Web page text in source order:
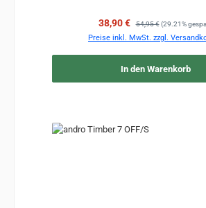
Verkaufspreis:
38,90 € Regulärer Preis:
54,95 € (29.21%
Preise inkl. MwSt. zzgl.
In den Warenkorb